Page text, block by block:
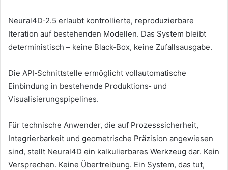
Neural4D‑2.5 erlaubt kontrollierte, reproduzierbare
Iteration auf bestehenden Modellen. Das System bleibt
deterministisch – keine Black‑Box, keine Zufallsausgabe.
Die API‑Schnittstelle ermöglicht vollautomatische
Einbindung in bestehende Produktions‑ und
Visualisierungspipelines.
Für technische Anwender, die auf Prozesssicherheit,
Integrierbarkeit und geometrische Präzision angewiesen
sind, stellt Neural4D ein kalkulierbares Werkzeug dar. Kein
Versprechen. Keine Übertreibung. Ein System, das tut,